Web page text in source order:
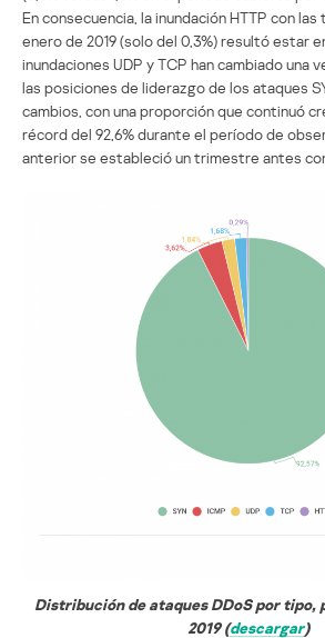
En consecuencia, la inundación HTTP con
enero de 2019 (solo del 0,3%) resultó estar
inundaciones UDP y TCP han cambiado una
las posiciones de liderazgo de los ataques
cambios, con una proporción que continuó
récord del 92,6% durante el período de
anterior se estableció un trimestre antes con
Distribución de ataques DDoS por
2019 (descargar)